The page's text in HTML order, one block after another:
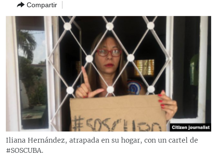
búsqueda
OPINIÓN GRÁFICA
AUDIOVISUALES MARTÍ
RADIO MARTÍ
ESPECIALES
ESPECIALES
LA REALIDAD DE LA VIVIENDA EN CUBA
KENTU-CUBANO
MULTIMEDIA
EDITORIALES
SÍGUENOS
Compartir
Iliana Hernández, atrapada en su hogar, con un cartel de
#SOSCUBA.